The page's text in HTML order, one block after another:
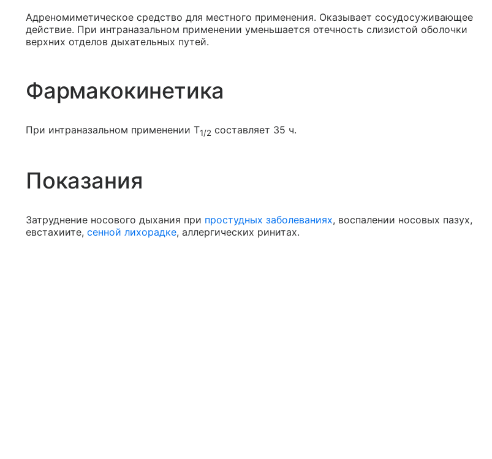
Адреномиметическое средство для местного применения. Оказывает сосудосуживающее
действие. При интраназальном применении уменьшается отечность слизистой оболочки
верхних отделов дыхательных путей.
Фармакокинетика
При интраназальном применении T1/2 составляет 35 ч.
Показания
Затруднение носового дыхания при простудных заболеваниях, воспалении носовых пазух,
евстахиите, сенной лихорадке, аллергических ринитах.